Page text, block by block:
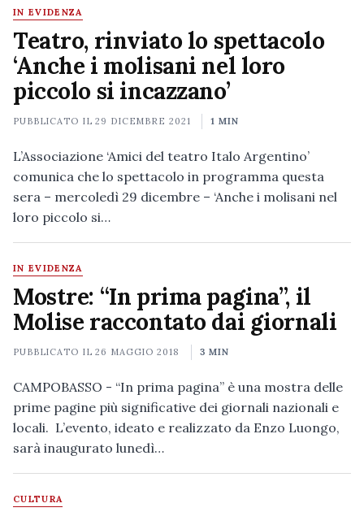
IN EVIDENZA
Teatro, rinviato lo spettacolo
‘Anche i molisani nel loro
piccolo si incazzano’
PUBBLICATO IL29 DICEMBRE 2021 1 MIN
L’Associazione ‘Amici del teatro Italo Argentino’
comunica che lo spettacolo in programma questa
sera – mercoledì 29 dicembre – ‘Anche i molisani nel
loro piccolo si…
IN EVIDENZA
Mostre: “In prima pagina”, il
Molise raccontato dai giornali
PUBBLICATO IL26 MAGGIO 2018 3 MIN
CAMPOBASSO - “In prima pagina” è una mostra delle
prime pagine più significative dei giornali nazionali e
locali. L’evento, ideato e realizzato da Enzo Luongo,
sarà inaugurato lunedì…
CULTURA